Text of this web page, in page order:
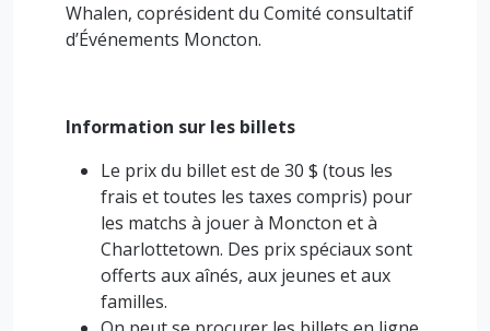
Whalen, coprésident du Comité consultatif
d’Événements Moncton.
Information sur les billets
Le prix du billet est de 30 $ (tous les
frais et toutes les taxes compris) pour
les matchs à jouer à Moncton et à
Charlottetown. Des prix spéciaux sont
offerts aux aînés, aux jeunes et aux
familles.